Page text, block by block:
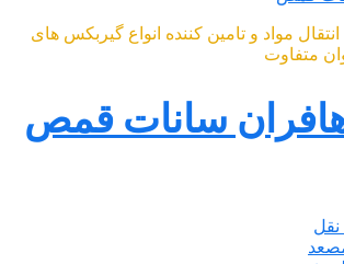
انتقال مواد و تامین کننده انواع گیربکس های
متفاوت
سانات قمص​